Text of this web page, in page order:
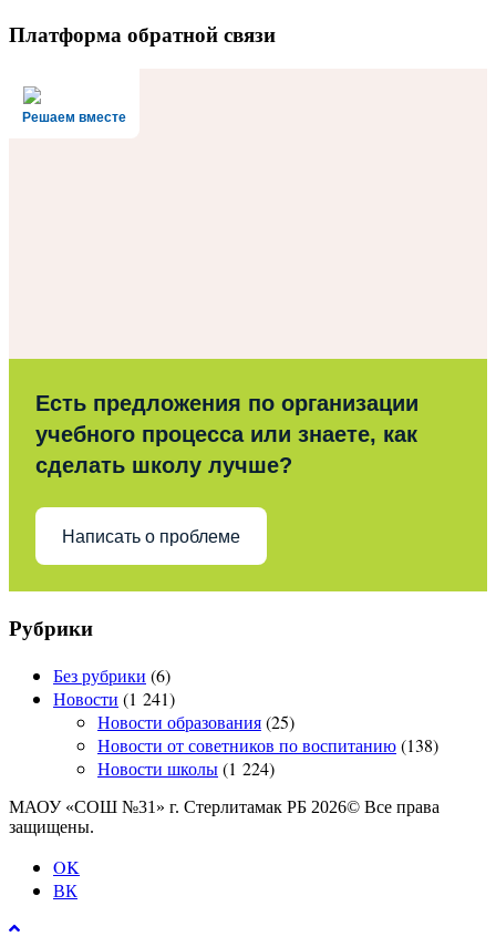
Платформа обратной связи
Решаем вместе
Есть предложения по организации
учебного процесса или знаете, как
сделать школу лучше?
Написать о проблеме
Рубрики
Без рубрики (6)
Новости (1 241)
Новости образования(25)
Новости от советников по воспитанию(138)
Новости школы(1 224)
МАОУ «СОШ №31» г. Стерлитамак РБ 2026© Все права
защищены.
OK
ВК